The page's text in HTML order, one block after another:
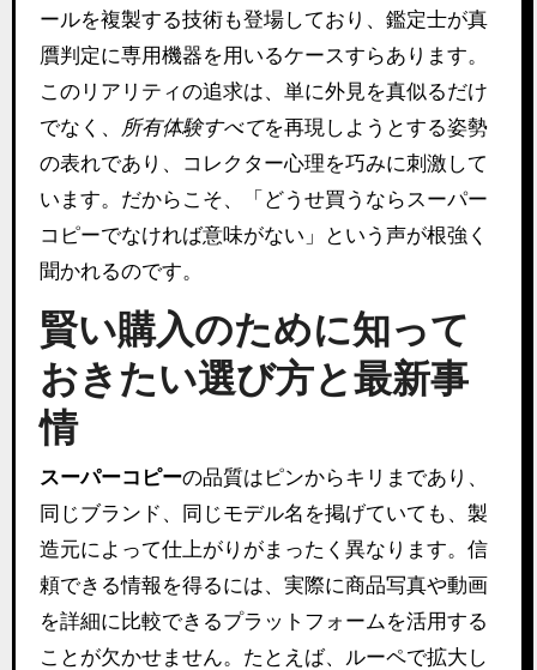
ールを複製する技術も登場しており、鑑定士が真
贋判定に専用機器を用いるケースすらあります。
このリアリティの追求は、単に外見を真似るだけ
でなく、
所有体験すべてを再現しようとする姿勢
の表れであり、コレクター心理を巧みに刺激して
います。だからこそ、「どうせ買うならスーパー
コピーでなければ意味がない」という声が根強く
聞かれるのです。
賢い購入のために知って
おきたい選び方と最新事
情
スーパーコピーの品質はピンからキリまであり、
同じブランド、同じモデル名を掲げていても、製
造元によって仕上がりがまったく異なります。信
頼できる情報を得るには、実際に商品写真や動画
を詳細に比較できるプラットフォームを活用する
ことが欠かせません。たとえば、ルーペで拡大し